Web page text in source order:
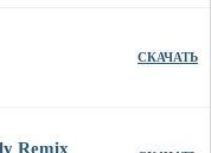
СКАЧАТЬ
Remix